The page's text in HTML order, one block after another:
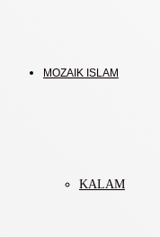
MOZAIK ISLAM
KALAM